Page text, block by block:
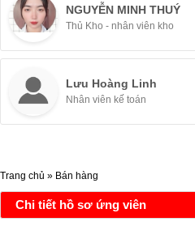
NGUYỄN MINH THUÝ
Thủ Kho - nhân viên kho
Lưu Hoàng Linh
Nhân viên kế toán
Trang chủ » Bán hàng
Chi tiết hồ sơ ứng viên